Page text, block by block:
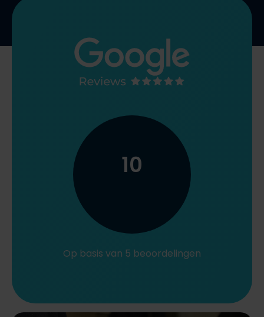
10
Op basis van 5 beoordelingen